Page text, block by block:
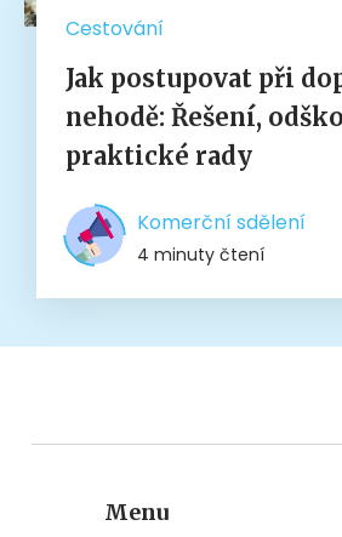
Cestování
Jak postupovat při
nehodě: Řešení,
praktické rady
Komerční sdělení
4 minuty čtení
Menu